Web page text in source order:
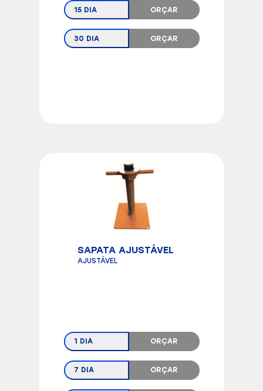
15 DIA ORÇAR
30 DIA ORÇAR
SAPATA AJUSTÁVEL
AJUSTÁVEL
1 DIA ORÇAR
7 DIA ORÇAR